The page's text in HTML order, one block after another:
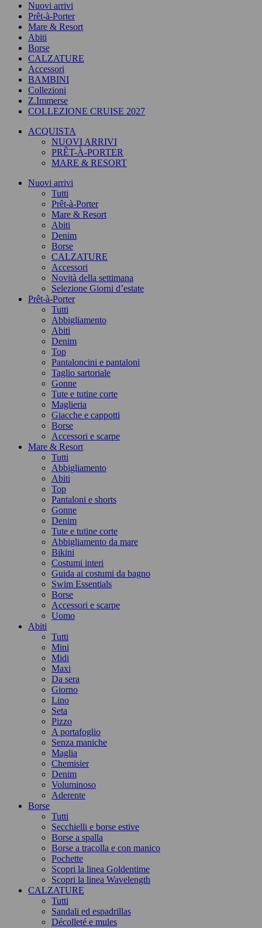
Nuovi arrivi
Prêt-à-Porter
Mare & Resort
Abiti
Borse
CALZATURE
Accessori
BAMBINI
Collezioni
Z.Immerse
COLLEZIONE CRUISE 2027
ACQUISTA
NUOVI ARRIVI
PRÊT-À-PORTER
MARE & RESORT
Nuovi arrivi
Tutti
Prêt-à-Porter
Mare & Resort
Abiti
Denim
Borse
CALZATURE
Accessori
Novità della settimana
Selezione Giorni d’estate
Prêt-à-Porter
Tutti
Abbigliamento
Abiti
Denim
Top
Pantaloncini e pantaloni
Taglio sartoriale
Gonne
Tute e tutine corte
Maglieria
Giacche e cappotti
Borse
Accessori e scarpe
Mare & Resort
Tutti
Abbigliamento
Abiti
Top
Pantaloni e shorts
Gonne
Denim
Tute e tutine corte
Abbigliamento da mare
Bikini
Costumi interi
Guida ai costumi da bagno
Swim Essentials
Borse
Accessori e scarpe
Uomo
Abiti
Tutti
Mini
Midi
Maxi
Da sera
Giorno
Lino
Seta
Pizzo
A portafoglio
Senza maniche
Maglia
Chemisier
Denim
Voluminoso
Aderente
Borse
Tutti
Secchielli e borse estive
Borse a spalla
Borse a tracolla e con manico
Pochette
Scopri la linea Goldentime
Scopri la linea Wavelength
CALZATURE
Tutti
Sandali ed espadrillas
Décolleté e mules